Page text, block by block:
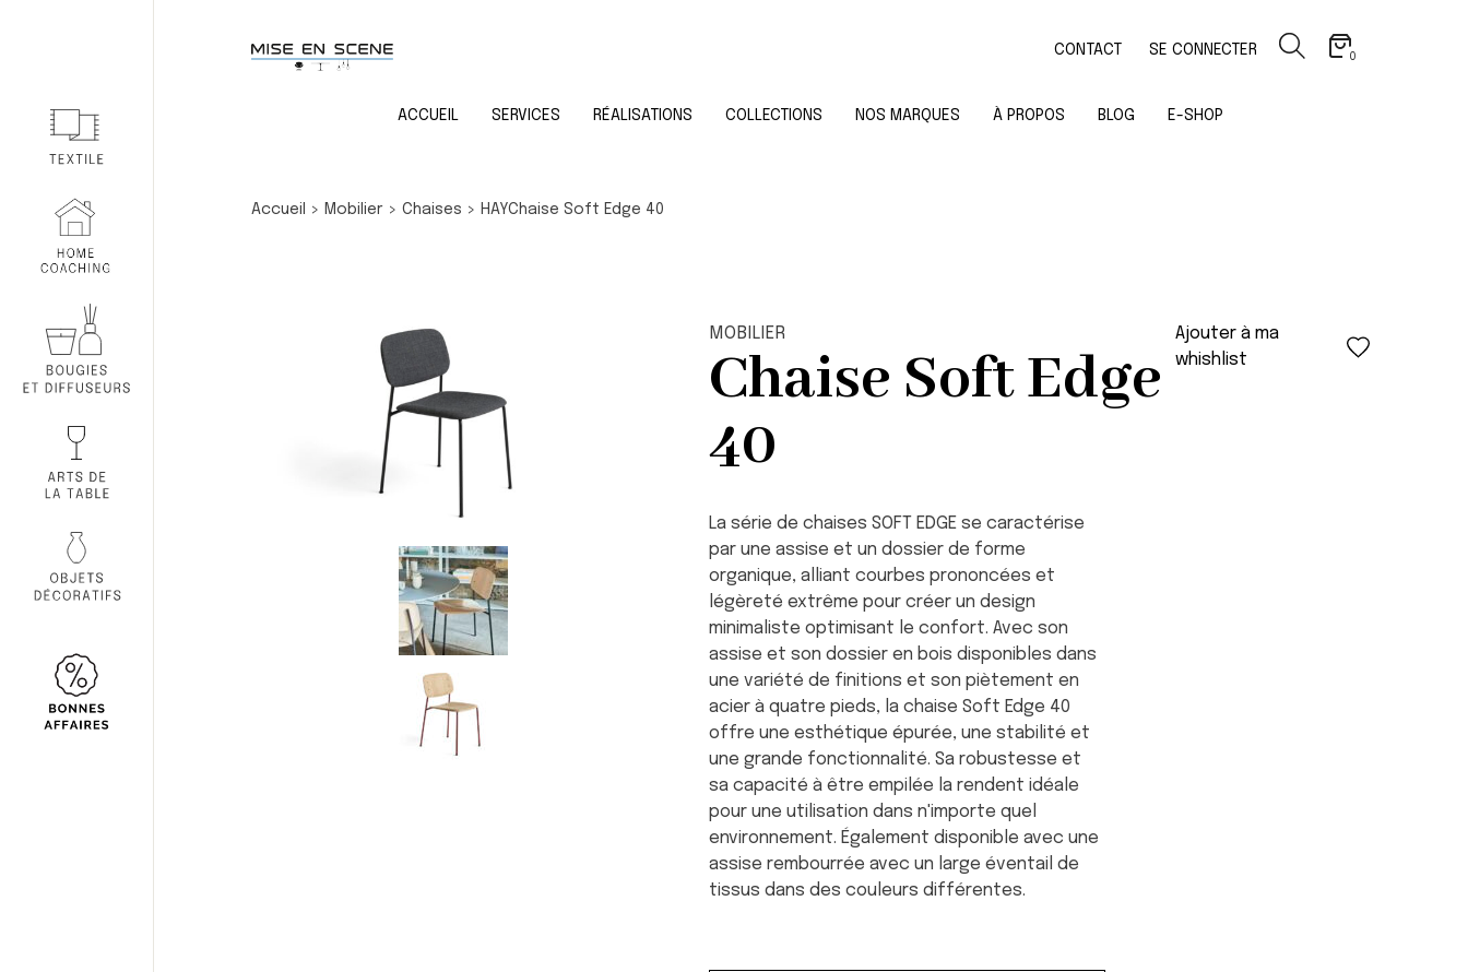
CONTACT SE CONNECTER 0
ACCUEIL SERVICES RÉALISATIONS COLLECTIONS NOS MARQUES À PROPOS BLOG E-SHOP
Accueil > Mobilier >Chaises > HAYChaise Soft Edge 40
MOBILIER
Chaise Soft Edge
40
Ajouter à ma
whishlist
La série de chaises SOFT EDGE se caractérise
par une assise et un dossier de forme
organique, alliant courbes prononcées et
légèreté extrême pour créer un design
minimaliste optimisant le confort. Avec son
assise et son dossier en bois disponibles dans
une variété de finitions et son piètement en
acier à quatre pieds, la chaise Soft Edge 40
offre une esthétique épurée, une stabilité et
une grande fonctionnalité. Sa robustesse et
sa capacité à être empilée la rendent idéale
pour une utilisation dans n'importe quel
environnement. Également disponible avec une
assise rembourrée avec un large éventail de
tissus dans des couleurs différentes.